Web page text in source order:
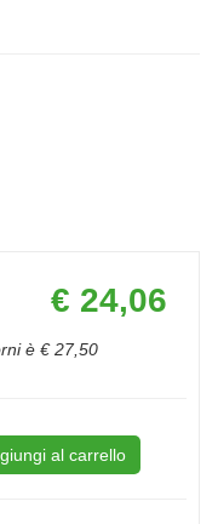
Prezzo
scontato
€ 24,06
è € 27,50
al carrello